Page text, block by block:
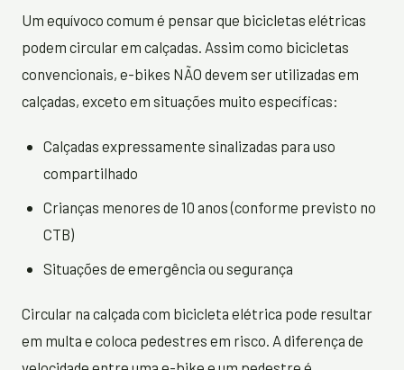
Um equívoco comum é pensar que bicicletas elétricas
podem circular em calçadas. Assim como bicicletas
convencionais, e-bikes NÃO devem ser utilizadas em
calçadas, exceto em situações muito específicas:
Calçadas expressamente sinalizadas para uso
compartilhado
Crianças menores de 10 anos (conforme previsto no
CTB)
Situações de emergência ou segurança
Circular na calçada com bicicleta elétrica pode resultar
em multa e coloca pedestres em risco. A diferença de